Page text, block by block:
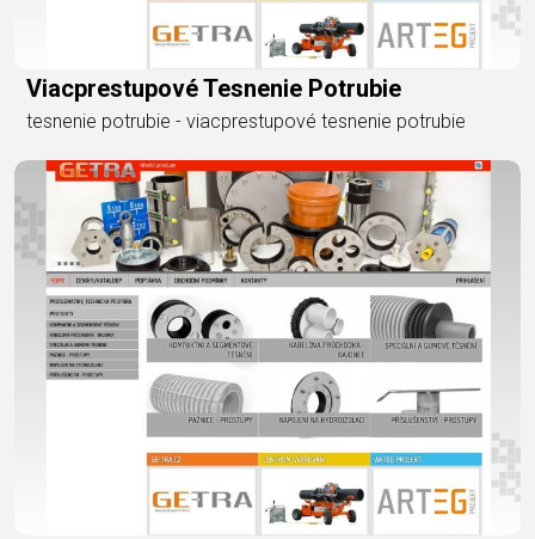
Viacprestupové Tesnenie Potrubie
tesnenie potrubie - viacprestupové tesnenie potrubie